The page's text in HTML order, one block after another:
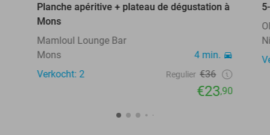
Planche apéritive + plateau de dégustation à
Mons
Mamloul Lounge Bar
Mons
4 min.
Verkocht: 2
Regulier €36
€23,90